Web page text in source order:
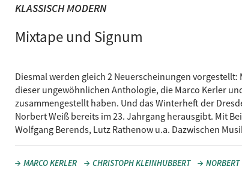
KLASSISCH MODERN
Mixtape und Signum
Diesmal werden gleich 2 Neuerscheinungen vorgestellt:
dieser ungewöhnlichen Anthologie, die Marco Kerler
zusammengestellt haben. Und das Winterheft der
Norbert Weiß bereits im 23. Jahrgang herausgibt. Mit
Wolfgang Berends, Lutz Rathenow u.a. Dazwischen
MARCO KERLER CHRISTOPH KLEINHUBBERT NORBERT